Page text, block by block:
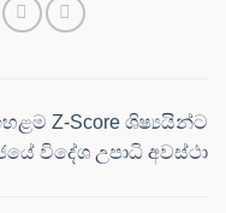
Z-Score ශිෂ්‍යයින්ට
විදේශ උපාධි අවස්ථා